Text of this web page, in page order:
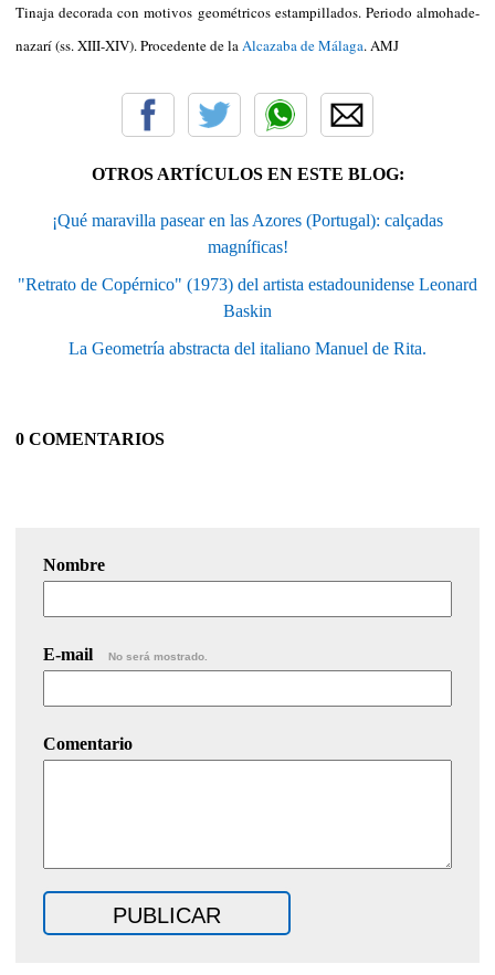
Tinaja decorada con motivos geométricos estampillados. Periodo almohade-
nazarí (ss. XIII-XIV). Procedente de laAlcazaba de Málaga. AMJ
OTROS ARTÍCULOS EN ESTE BLOG:
¡Qué maravilla pasear en las Azores (Portugal): calçadas
magníficas!
"Retrato de Copérnico" (1973) del artista estadounidense Leonard
Baskin
La Geometría abstracta del italiano Manuel de Rita.
0 COMENTARIOS
Nombre
E-mail No será mostrado.
Comentario